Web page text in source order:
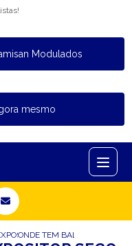
Modulados
mesmo
CAIXA
ONDE TEM BALCAO